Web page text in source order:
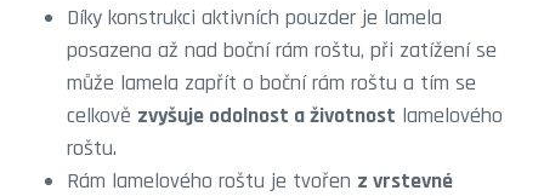
Díky konstrukci aktivních pouzder je lamela
posazena až nad boční rám roštu, při zatížení se
může lamela zapřít o boční rám roštu a tím se
celkově zvyšuje odolnost a životnost lamelového
roštu.
Rám lamelového roštu je tvořen z vrstevné